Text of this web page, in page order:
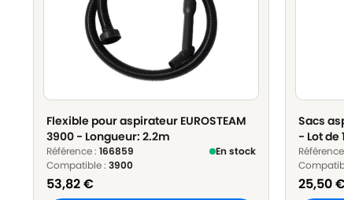
Flexible pour aspirateur EUROSTEAM
3900 - Longueur: 2.2m
Référence : 166859
En stock
Compatible : 3900
53,82€
Sacs
- Lot de
25,50